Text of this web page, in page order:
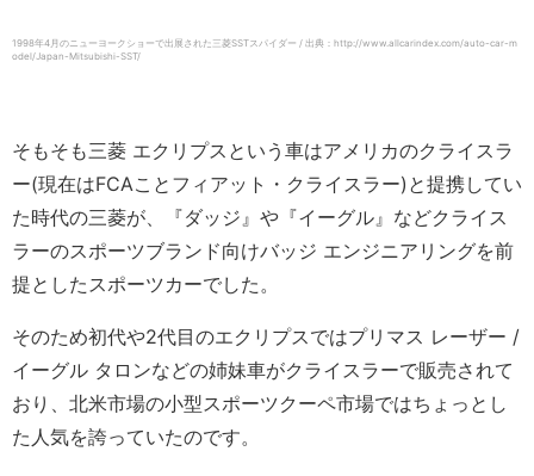
1998年4月のニューヨークショーで出展された三菱SSTスパイダー / 出典：http://www.allcarindex.com/auto-car-m
odel/Japan-Mitsubishi-SST/
そもそも三菱 エクリプスという車はアメリカのクライスラ
ー(現在はFCAことフィアット・クライスラー)と提携してい
た時代の三菱が、『ダッジ』や『イーグル』などクライス
ラーのスポーツブランド向けバッジ エンジニアリングを前
提としたスポーツカーでした。
そのため初代や2代目のエクリプスではプリマス レーザー /
イーグル タロンなどの姉妹車がクライスラーで販売されて
おり、北米市場の小型スポーツクーペ市場ではちょっとし
た人気を誇っていたのです。